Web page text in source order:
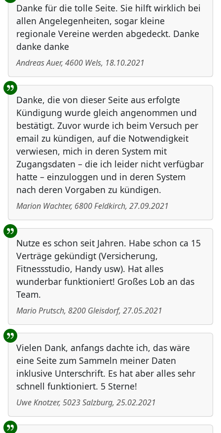
Danke für die tolle Seite. Sie hilft wirklich bei
allen Angelegenheiten, sogar kleine
regionale Vereine werden abgedeckt. Danke
danke danke
Andreas Auer, 4600 Wels, 18.10.2021
Danke, die von dieser Seite aus erfolgte
Kündigung wurde gleich angenommen und
bestätigt. Zuvor wurde ich beim Versuch per
email zu kündigen, auf die Notwendigkeit
verwiesen, mich in deren System mit
Zugangsdaten – die ich leider nicht verfügbar
hatte – einzuloggen und in deren System
nach deren Vorgaben zu kündigen.
Marion Wachter, 6800Feldkirch, 27.09.2021
Nutze es schon seit Jahren. Habe schon ca 15
Verträge gekündigt (Versicherung,
Fitnessstudio, Handy usw). Hat alles
wunderbar funktioniert! Großes Lob an das
Team.
Mario Prutsch, 8200 Gleisdorf, 27.05.2021
Vielen Dank, anfangs dachte ich, das wäre
eine Seite zum Sammeln meiner Daten
inklusive Unterschrift. Es hat aber alles sehr
schnell funktioniert. 5 Sterne!
Uwe Knotzer, 5023Salzburg, 25.02.2021